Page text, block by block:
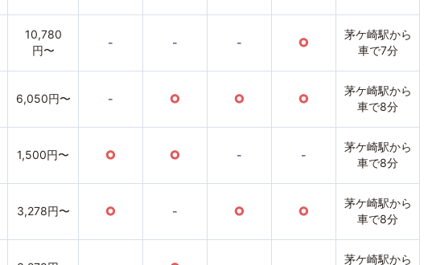
10,780
円〜
- - - ○
茅ケ崎駅から
車で7分
6,050円〜 - ○ ○ ○
茅ケ崎駅から
車で8分
1,500円〜 ○ ○ - -
茅ケ崎駅から
車で8分
3,278円〜 ○ - ○ ○
茅ケ崎駅から
車で8分
茅ケ崎駅から